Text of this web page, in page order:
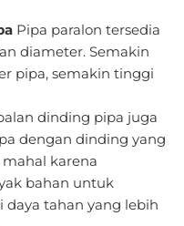
Pipa paralon tersedia
diameter. Semakin
pipa, semakin tinggi
dinding pipa juga
dengan dinding yang
karena
bahan untuk
tahan yang lebih